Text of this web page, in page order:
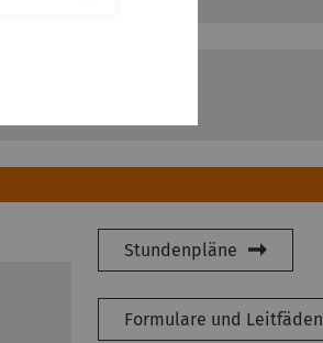
Stundenpläne
Formulare und Leitfäden